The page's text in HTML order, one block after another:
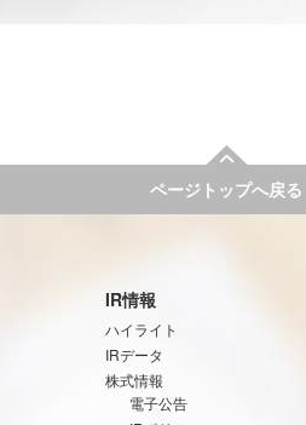
ページトップへ戻る
IR情報
ハイライト
IRデータ
株式情報
電子公告